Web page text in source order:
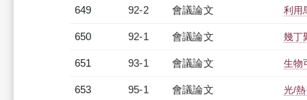
649 92-2 會議論文 利用
650 92-1 會議論文 幾丁
651 93-1 會議論文 生物
653 95-1 會議論文 光/